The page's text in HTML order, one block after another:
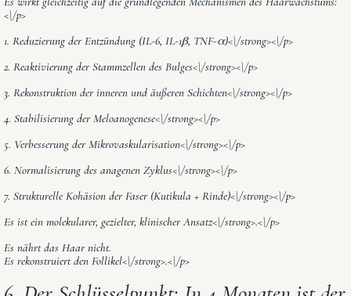
<\/p>
1. Reduzierung der Entzündung (IL-6, IL-1β, TNF-α)<\/strong><\/p>
2. Reaktivierung der Stammzellen des Bulges<\/strong><\/p>
3. Rekonstruktion der inneren und äußeren Schichten<\/strong><\/p>
4. Stabilisierung der Meloanogenese<\/strong><\/p>
5. Verbesserung der Mikrovaskularisation<\/strong><\/p>
6. Normalisierung des anagenen Zyklus<\/strong><\/p>
7. Strukturelle Kohäsion der Faser (Kutikula + Rinde)<\/strong><\/p>
Es ist ein molekularer, gezielter, klinischer Ansatz<\/strong>.<\/p>
Es nährt das Haar nicht.
Es rekonstruiert den Follikel<\/strong>.<\/p>